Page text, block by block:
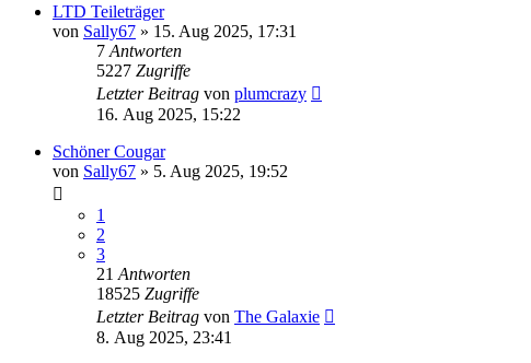
LTD Teileträger
von Sally67 » 15. Aug 2025, 17:31
7 Antworten
5227 Zugriffe
Letzter Beitrag von plumcrazy
16. Aug 2025, 15:22
Schöner Cougar
von Sally67 » 5. Aug 2025, 19:52
1
2
3
21 Antworten
18525 Zugriffe
Letzter Beitrag von The Galaxie
8. Aug 2025, 23:41